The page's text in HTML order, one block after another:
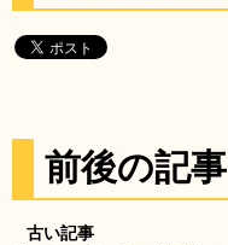
前後の記事
古い記事